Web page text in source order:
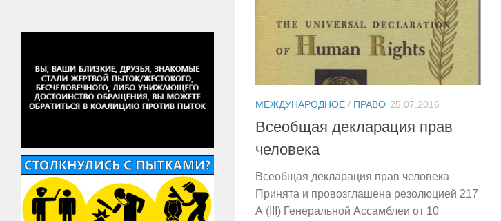
МЕЖДУНАРОДНОЕ / ПРАВО 25.07.2016
Всеобщая декларация прав
человека
Всеобщая декларация прав человека
Принята и провозглашена резолюцией 217
А (III) Генеральной Ассамблеи от 10